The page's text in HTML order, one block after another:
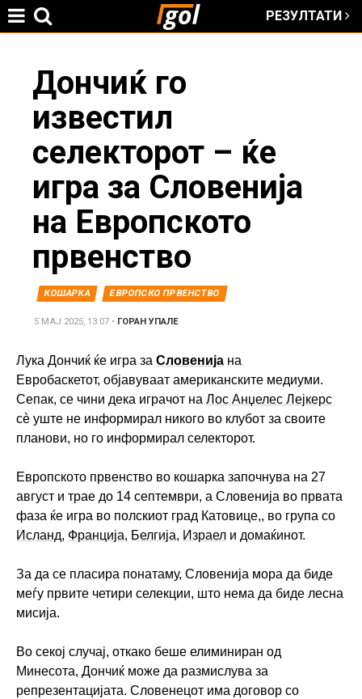
РЕЗУЛТАТИ
here
Дончиќ го
известил
селекторот – ќе
игра за Словенија
на Европското
првенство
КОШАРКА ЕВРОПСКО ПРВЕНСТВО
5 МАЈ 2025, 13:07 • ГОРАН УПАЛЕ
Лука Дончиќ ќе игра за Словенија на
Евробаскетот, објавуваат американските медиуми.
Сепак, се чини дека играчот на Лос Анџелес Лејкерс
сè уште не информирал никого во клубот за своите
планови, но го информирал селекторот.
Европското првенство во кошарка започнува на 27
август и трае до 14 септември, а Словенија во првата
фаза ќе игра во полскиот град Катовице,, во група со
Исланд, Франција, Белгија, Израел и домаќинот.
За да се пласира понатаму, Словенија мора да биде
меѓу првите четири селекции, што нема да биде лесна
мисија.
Во секој случај, откако беше елиминиран од
Минесота, Дончиќ може да размислува за
репрезентацијата. Словенецот има договор со